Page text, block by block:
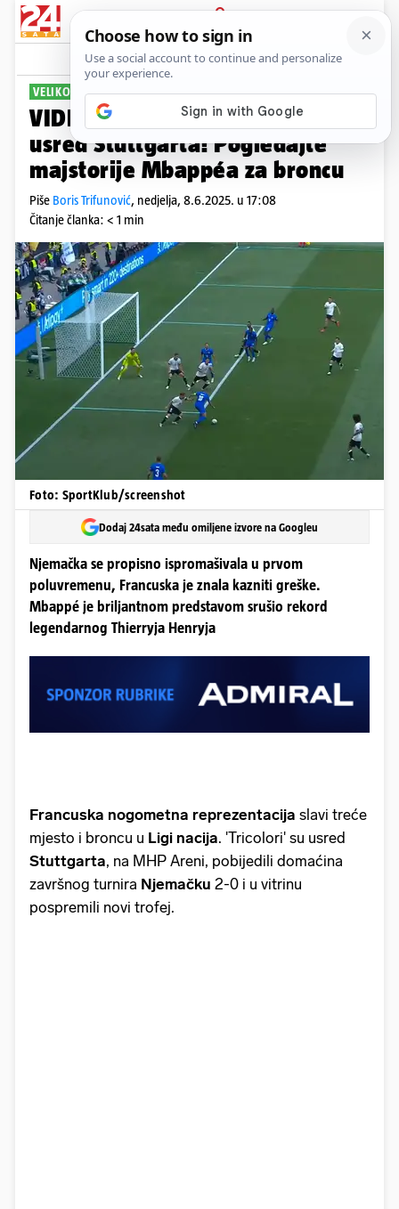
PRIJAVA
Sport Komentari
VELIKO SLAVLJE 'TRICOLORA'
VIDEO Francuzi potukli Nijemce
usred Stuttgarta! Pogledajte
majstorije Mbappéa za broncu
Piše Boris Trifunović, nedjelja, 8.6.2025. u 17:08
Čitanje članka: < 1 min
Foto: SportKlub/screenshot
Dodaj 24sata među omiljene izvore na Googleu
Njemačka se propisno ispromašivala u prvom
poluvremenu, Francuska je znala kazniti greške.
Mbappé je briljantnom predstavom srušio rekord
legendarnog Thierryja Henryja
Francuska nogometna reprezentacija slavi treće
mjesto i broncu u Ligi nacija. 'Tricolori' su usred
Stuttgarta, na MHP Areni, pobijedili domaćina
završnog turnira Njemačku 2-0 i u vitrinu
pospremili novi trofej.